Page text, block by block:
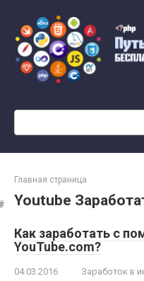
контенту
Главная страница
Youtube
Как заработать с
YouTube.com?
04.03.2016 Заработок в